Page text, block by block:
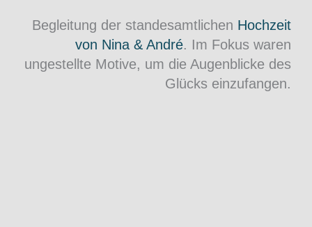
Begleitung der standesamtlichen Hochzeit
von Nina & André. Im Fokus waren
ungestellte Motive, um die Augenblicke des
Glücks einzufangen.